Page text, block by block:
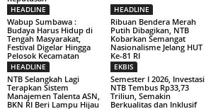
HEADLINE
Wabup Sumbawa :
Budaya Harus Hidup di
Tengah Masyarakat,
Festival Digelar Hingga
Pelosok Kecamatan
HEADLINE
Ribuan Bendera Merah
Putih Dibagikan, NTB
Kobarkan Semangat
Nasionalisme Jelang HUT
Ke-81 RI
HEADLINE
NTB Selangkah Lagi
Terapkan Sistem
Manajemen Talenta ASN,
BKN RI Beri Lampu Hijau
EKBIS
Semester I 2026, Investasi
NTB Tembus Rp33,73
Triliun, Semakin
Berkualitas dan Inklusif